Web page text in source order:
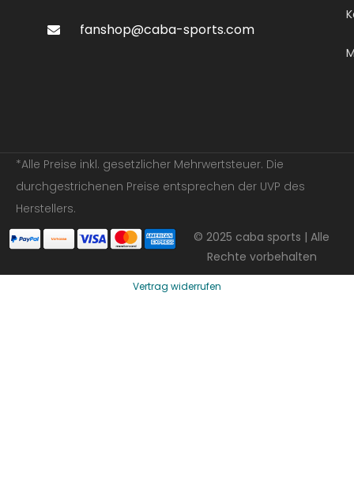
fanshop@caba-sports.com
*Alle Preise inkl. gesetzlicher Mehrwertsteuer. Die
durchgestrichenen Preise entsprechen der UVP des
Herstellers.
© 2025 caba sports | Alle
Rechte vorbehalten
Vertrag widerrufen